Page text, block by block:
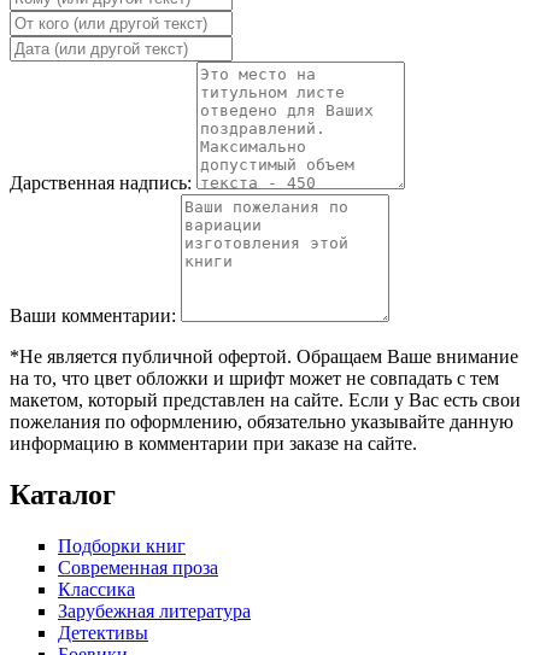
Дарственная надпись:
Ваши комментарии:
*Не является публичной офертой. Обращаем Ваше внимание
на то, что цвет обложки и шрифт может не совпадать с тем
макетом, который представлен на сайте. Если у Вас есть свои
пожелания по оформлению, обязательно указывайте данную
информацию в комментарии при заказе на сайте.
Каталог
Подборки книг
Современная проза
Классика
Зарубежная литература
Детективы